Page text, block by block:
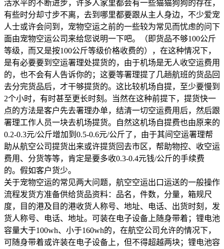
活水平的不断进步，许多人家里都会有一些猫猫狗狗的存在，
有些时分却寸步不离，去到哪里都要跟从主人身边，不少爱宠
人士或许会问到，宠物空运之前的一些较为常见而忧虑的问下
面由宠物空运公司来给您说明一下吧。（即货品不够100公斤
等级，而又是按100公斤等级价格收费的），在这种情况下，
是有必要要到空运署理处提货的，由于机场是无人收空运费用
的，也不会有人告诉你的；这要等署理提了几趟航班的货品回
去分完货品后，才干够提货的。这比较机场自提，至少要慢到
2个小时，有时甚至更长时刻。当然在这种前提下，提货快一
点的方法是客户先去署理办单，结清一切空运费用后，然后跟
署理工作人员一块去机场提货。自然这机场自提费也由原来的
0.2-0.3元/公斤增加到0.5-0.6元/公斤了，由于其间空运署理帮
助从航空公司提货出来或许提货回去市区，帮助物控、收空运
费用、分货等等，肯定是要多收0.3-0.4元钱/公斤的手续费
的。假如客户货少。
关于宠物空运的常见两大问题，航空空运出口运送的一般操作
流程发货方准备供给货品资料：品名，件数，分量，箱规尺
度，目的港及目的港收货人称号、地址、电话、出货时刻，发
货人称号、电话、地址。可装在电子设备上随身带着；锂电池
容量大于100wh、小于160wh的，在航空公司允许的情况下，
可随身带着或许装在电子设备上，但不得超越两块；锂电池容